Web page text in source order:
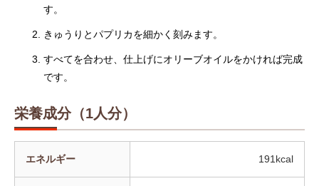
【管理栄養士監修】人工甘味料が気になる
女性が増えている理由｜プロテイン選びが
プロテインとビタ
す。
きゅうりとパプリカを細かく刻みます。
すべてを合わせ、仕上げにオリーブオイルをかければ完成
です。
栄養成分（1人分）
エネルギー 191kcal